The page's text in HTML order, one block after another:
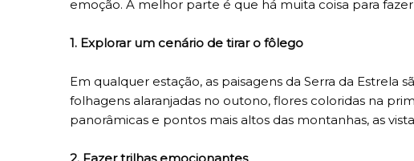
emoção. A melhor parte é que há muita coisa para
1. Explorar um cenário de tirar o fôlego
Em qualquer estação, as paisagens da Serra da Estrela
folhagens alaranjadas no outono, flores coloridas na
panorâmicas e pontos mais altos das montanhas, as